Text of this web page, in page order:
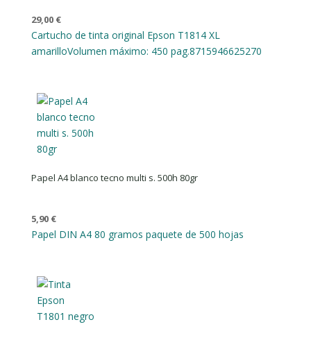
29,00 €
Cartucho de tinta original Epson T1814 XL
amarilloVolumen máximo: 450 pag.8715946625270
Papel A4 blanco tecno multi s. 500h 80gr
5,90 €
Papel DIN A4 80 gramos paquete de 500 hojas